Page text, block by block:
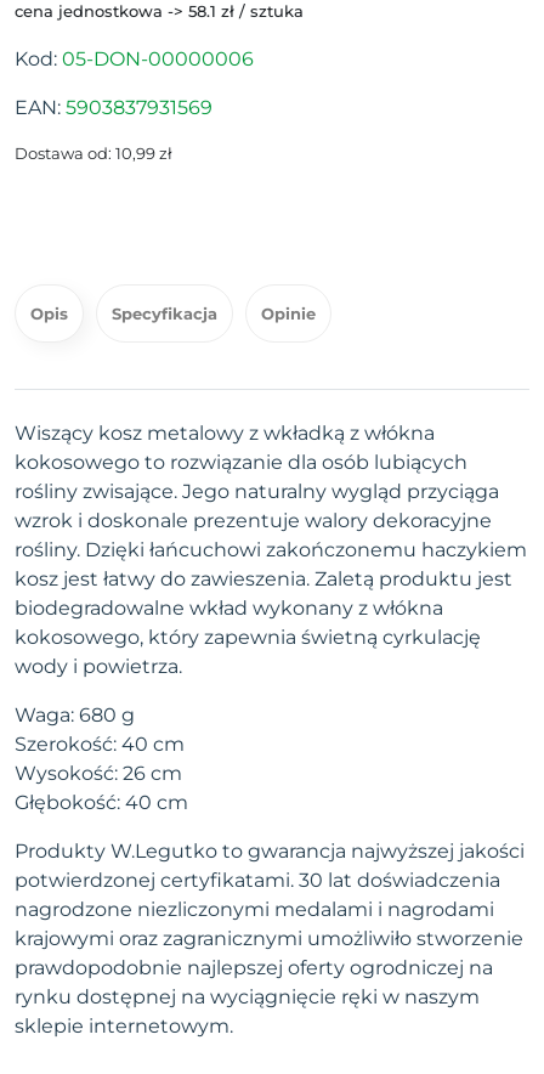
cena jednostkowa -> 58.1 zł / sztuka
Kod: 05-DON-00000006
EAN: 5903837931569
Dostawa od: 10,99 zł
Opis Specyfikacja Opinie
Wiszący kosz metalowy z wkładką z włókna
kokosowego to rozwiązanie dla osób lubiących
rośliny zwisające. Jego naturalny wygląd przyciąga
wzrok i doskonale prezentuje walory dekoracyjne
rośliny. Dzięki łańcuchowi zakończonemu haczykiem
kosz jest łatwy do zawieszenia. Zaletą produktu jest
biodegradowalne wkład wykonany z włókna
kokosowego, który zapewnia świetną cyrkulację
wody i powietrza.
Waga: 680 g
Szerokość: 40 cm
Wysokość: 26 cm
Głębokość: 40 cm
Produkty W.Legutko to gwarancja najwyższej jakości
potwierdzonej certyfikatami. 30 lat doświadczenia
nagrodzone niezliczonymi medalami i nagrodami
krajowymi oraz zagranicznymi umożliwiło stworzenie
prawdopodobnie najlepszej oferty ogrodniczej na
rynku dostępnej na wyciągnięcie ręki w naszym
sklepie internetowym.